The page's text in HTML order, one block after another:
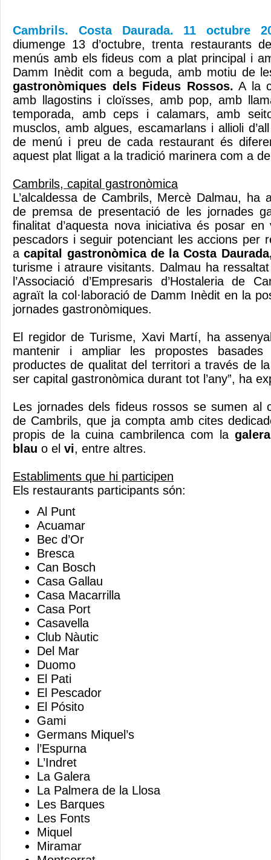
Cambrils. Costa Daurada. 11 octubre
diumenge 13 d’octubre, trenta restaurants
menús amb els fideus com a plat principal i
Damm Inèdit com a beguda, amb motiu de
gastronòmiques dels Fideus Rossos. A la
amb llagostins i cloïsses, amb pop, amb
temporada, amb ceps i calamars, amb
musclos, amb algues, escamarlans i allioli
de menú i preu de cada restaurant és
aquest plat lligat a la tradició marinera com a
Cambrils, capital gastronòmica
L’alcaldessa de Cambrils, Mercè Dalmau, ha
de premsa de presentació de les jornades
finalitat d’aquesta nova iniciativa és posar
pescadors i seguir potenciant les accions per
acapital gastronòmica de la Costa
turisme i atraure visitants. Dalmau ha
l’Associació d’Empresaris d’Hostaleria de
agraït la col·laboració de Damm Inèdit en la
jornades gastronòmiques.
El regidor de Turisme, Xavi Martí, ha
mantenir i ampliar les propostes
productes de qualitat del territori a través de
ser capital gastronòmica durant tot l’any”, ha
Les jornades dels fideus rossos se sumen al
de Cambrils, que ja compta amb cites
propis de la cuina cambrilenca com la
blau o el vi, entre altres.
Establiments que hi participen
Els restaurants participants són:
Al Punt
Acuamar
Bec d’Or
Bresca
Can Bosch
Casa Gallau
Casa Macarrilla
Casa Port
Casavella
Club Nàutic
Del Mar
Duomo
El Pati
El Pescador
El Pósito
Gami
Germans Miquel’s
l’Espurna
L’Indret
La Galera
La Palmera de la Llosa
Les Barques
Les Fonts
Miquel
Miramar